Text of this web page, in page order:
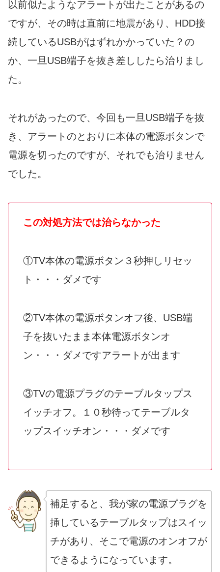
以前似たようなアラートが出たことがあるの
ですが、その時は直前に地震があり、HDD接
続しているUSBがはずれかかっていた？の
か、一旦USB端子を抜き差ししたら治りまし
た。
それがあったので、今回も一旦USB端子を抜
き、アラートのとおりに本体の電源ボタンで
電源を切ったのですが、それでも治りません
でした。
この対処方法では治らなかった
①TV本体の電源ボタン３秒押しリセッ
ト・・・ダメです
②TV本体の電源ボタンオフ後、USB端
子を抜いたまま本体電源ボタンオ
ン・・・ダメですアラートが出ます
③TVの電源プラグのテーブルタップス
イッチオフ。１０秒待ってテーブルタ
ップスイッチオン・・・ダメです
補足すると、我が家の電源プラグを
挿しているテーブルタップはスイッ
チがあり、そこで電源のオンオフが
できるようになっています。